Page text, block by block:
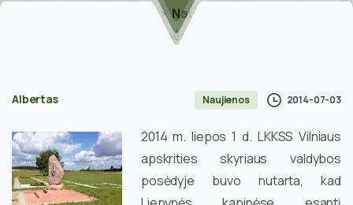
Naujienos
Nustatyta kariuomenės kūrėjų sklypo Liepynės
Albertas Naujienos 2014-07-03
2014 m. liepos 1 d. LKKSS Vilniaus
apskrities skyriaus valdybos
posėdyje buvo nutarta, kad